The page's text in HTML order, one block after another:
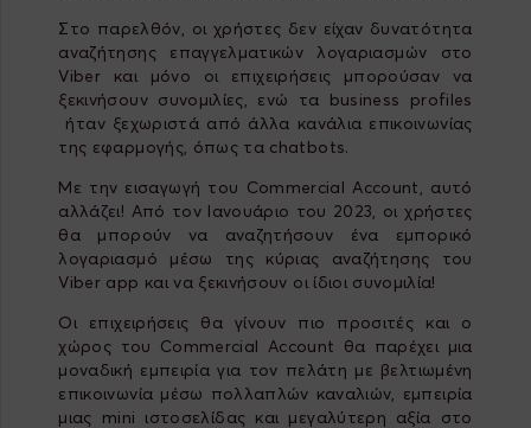
Στο παρελθόν, οι χρήστες δεν είχαν δυνατότητα
αναζήτησης επαγγελματικών λογαριασμών στο
Viber και μόνο οι επιχειρήσεις μπορούσαν να
ξεκινήσουν συνομιλίες, ενώ τα business profiles
ήταν ξεχωριστά από άλλα κανάλια επικοινωνίας
της εφαρμογής, όπως τα chatbots.
Με την εισαγωγή του Commercial Account, αυτό
αλλάζει! Από τον Ιανουάριο του 2023, οι χρήστες
θα μπορούν να αναζητήσουν ένα εμπορικό
λογαριασμό μέσω της κύριας αναζήτησης του
Viber app και να ξεκινήσουν οι ίδιοι συνομιλία!
Οι επιχειρήσεις θα γίνουν πιο προσιτές και ο
χώρος του Commercial Account θα παρέχει μια
μοναδική εμπειρία για τον πελάτη με βελτιωμένη
επικοινωνία μέσω πολλαπλών καναλιών, εμπειρία
μιας mini ιστοσελίδας και μεγαλύτερη αξία στο